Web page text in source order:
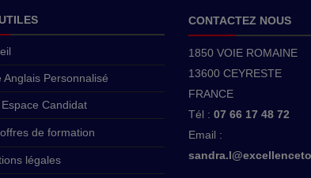
Anglais Personnalisé
Candidat
de formation
légales
CONTACTEZ NOUS
1850 VOIE ROMAINE
13600 CEYRESTE
FRANCE
Tél : 07 66 17 48 72
Email :